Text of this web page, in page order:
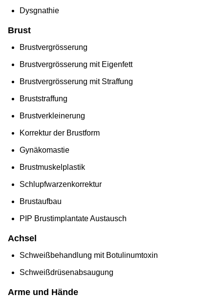
Dysgnathie
Brust
Brustvergrösserung
Brustvergrösserung mit Eigenfett
Brustvergrösserung mit Straffung
Bruststraffung
Brustverkleinerung
Korrektur der Brustform
Gynäkomastie
Brustmuskelplastik
Schlupfwarzenkorrektur
Brustaufbau
PIP Brustimplantate Austausch
Achsel
Schweißbehandlung mit Botulinumtoxin
Schweißdrüsenabsaugung
Arme und Hände